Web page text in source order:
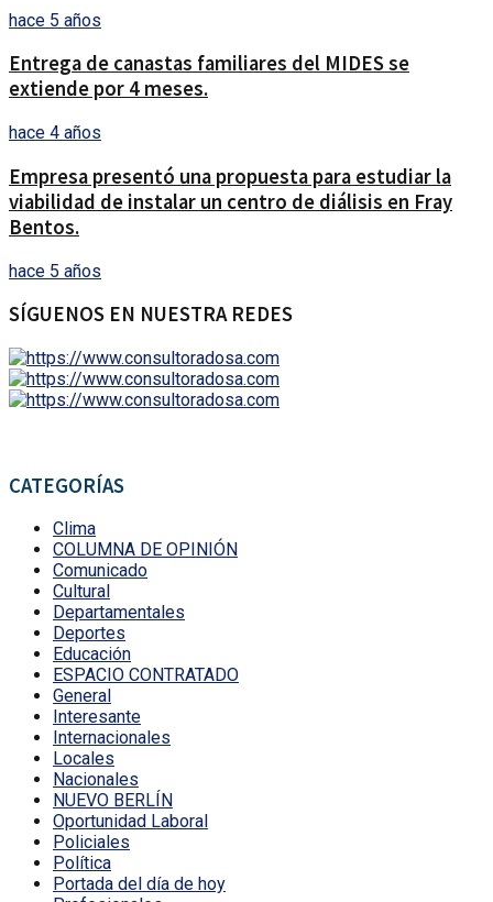
hace 5 años
Entrega de canastas familiares del MIDES se
extiende por 4 meses.
hace 4 años
Empresa presentó una propuesta para estudiar la
viabilidad de instalar un centro de diálisis en Fray
Bentos.
hace 5 años
SÍGUENOS EN NUESTRA REDES
CATEGORÍAS
Clima
COLUMNA DE OPINIÓN
Comunicado
Cultural
Departamentales
Deportes
Educación
ESPACIO CONTRATADO
General
Interesante
Internacionales
Locales
Nacionales
NUEVO BERLÍN
Oportunidad Laboral
Policiales
Política
Portada del día de hoy